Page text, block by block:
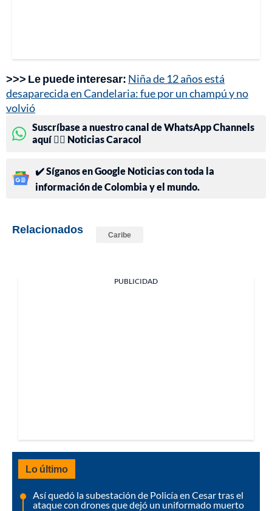
>>> Le puede interesar: Niña de 12 años está
desaparecida en Candelaria: fue por un champú y no
volvió
Suscríbase a nuestro canal de WhatsApp Channels
aquí 👉🏻 Noticias Caracol
✔️ Síganos en Google Noticias con toda la
información de Colombia y el mundo.
Relacionados Caribe
PUBLICIDAD
Lo último
Así quedó la subestación de Policía en Cesar tras el
ataque con drones que dejó un uniformado muerto